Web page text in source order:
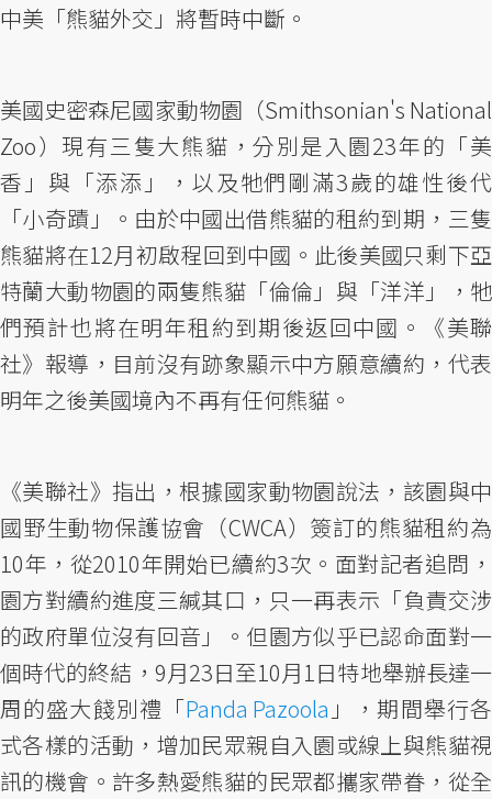
中美「熊貓外交」將暫時中斷。
美國史密森尼國家動物園（Smithsonian's National
Zoo）現有三隻大熊貓，分別是入園23年的「美
香」與「添添」，以及牠們剛滿3歲的雄性後代
「小奇蹟」。由於中國出借熊貓的租約到期，三隻
熊貓將在12月初啟程回到中國。此後美國只剩下亞
特蘭大動物園的兩隻熊貓「倫倫」與「洋洋」，牠
們預計也將在明年租約到期後返回中國。《美聯
社》報導，目前沒有跡象顯示中方願意續約，代表
明年之後美國境內不再有任何熊貓。
《美聯社》指出，根據國家動物園說法，該園與中
國野生動物保護協會（CWCA）簽訂的熊貓租約為
10年，從2010年開始已續約3次。面對記者追問，
園方對續約進度三緘其口，只一再表示「負責交涉
的政府單位沒有回音」。但園方似乎已認命面對一
個時代的終結，9月23日至10月1日特地舉辦長達一
周的盛大餞別禮「Panda Pazoola 」，期間舉行各
式各樣的活動，增加民眾親自入園或線上與熊貓視
訊的機會。許多熱愛熊貓的民眾都攜家帶眷，從全